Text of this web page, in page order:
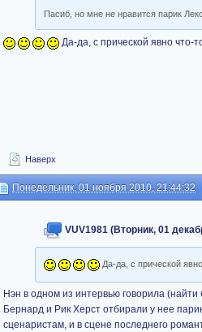
Пасиб, но мне не нравится парик
Да-да, с прической явно что-
Наверх
Понедельник, 01 ноября 2010, 21:44:32
VUV1981 (Вторник, 01
Да-да, с прической
Нэн в одном из интервью говорила
Бернард и Рик Херст отбирали у нее
сценаристам, и в сцене последнего